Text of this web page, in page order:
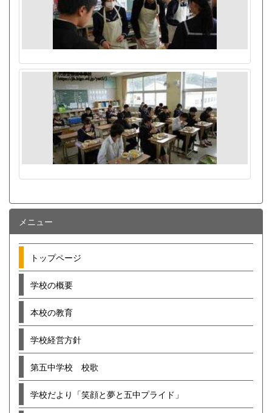
メニュー
トップページ
学校の概要
本校の教育
学校経営方針
第五中学校 校歌
学校だより「笑顔と夢と五中プライド」